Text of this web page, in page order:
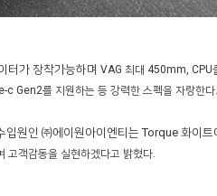
터가 장착가능하며 VAG 최대 450mm, CPU
Gen2를 지원하는 등 강력한 스펙을 자랑한다.
원인 ㈜에이원아이엔티는 Torque 화이트
고객감동을 실현하겠다고 밝혔다.